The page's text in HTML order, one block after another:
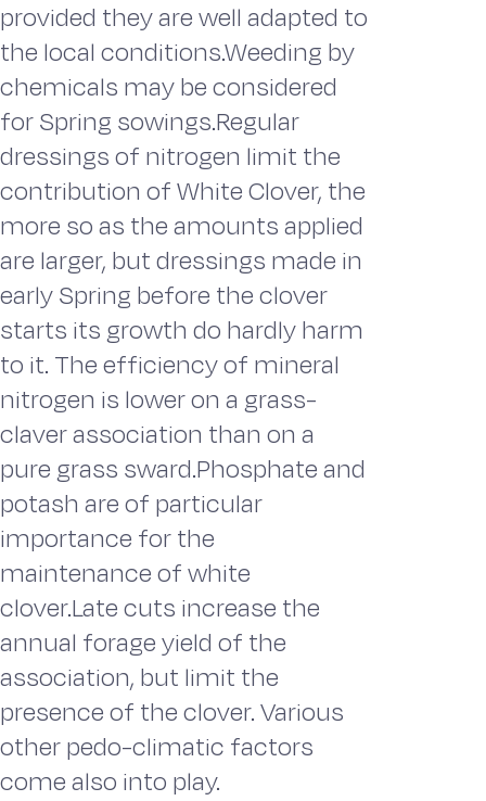
provided they are well adapted to
the local conditions.Weeding by
chemicals may be considered
for Spring sowings.Regular
dressings of nitrogen limit the
contribution of White Clover, the
more so as the amounts applied
are larger, but dressings made in
early Spring before the clover
starts its growth do hardly harm
to it. The efficiency of mineral
nitrogen is lower on a grass-
claver association than on a
pure grass sward.Phosphate and
potash are of particular
importance for the
maintenance of white
clover.Late cuts increase the
annual forage yield of the
association, but limit the
presence of the clover. Various
other pedo-climatic factors
come also into play.